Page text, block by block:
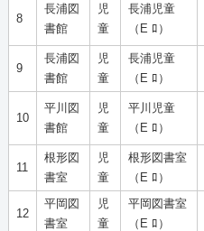
8
長浦図
書館
児
童
長浦児童
（E ﾛ）
9
長浦図
書館
児
童
長浦児童
（E ﾛ）
10
平川図
書館
児
童
平川児童
（E ﾛ）
11
根形図
書室
児
童
根形図書室
（E ﾛ）
12
平岡図
書室
児
童
平岡図書室
（E ﾛ）